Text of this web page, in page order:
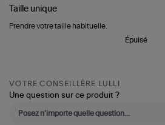
Taille unique
Prendre votre taille habituelle.
Épuisé
VOTRE CONSEILLÈRE LULLI
Une question sur ce produit ?